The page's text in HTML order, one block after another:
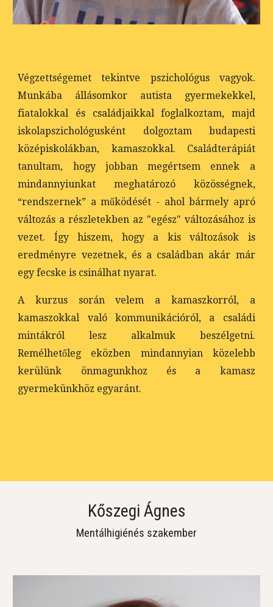
Végzettségemet tekintve pszichológus vagyok.
Munkába állásomkor autista gyermekekkel,
fiatalokkal és családjaikkal foglalkoztam, majd
iskolapszichológusként dolgoztam budapesti
középiskolákban, kamaszokkal. Családterápiát
tanultam, hogy jobban megértsem ennek a
mindannyiunkat meghatározó közösségnek,
“rendszernek” a működését - ahol bármely apró
változás a részletekben az "egész" változásához is
vezet. Így hiszem, hogy a kis változások is
eredményre vezetnek, és a családban akár már
egy fecske is csinálhat nyarat.
A kurzus során velem a kamaszkorról, a
kamaszokkal való kommunikációról, a családi
mintákról lesz alkalmuk beszélgetni.
Remélhetőleg eközben mindannyian közelebb
kerülünk önmagunkhoz és a kamasz
gyermekünkhöz egyaránt.
Kőszegi Ágnes
Mentálhigiénés szakember